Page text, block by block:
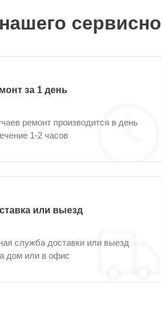
за 1 день
ремонт производится в день
1-2 часов
или выезд
служба доставки или выезд
дом или в офис